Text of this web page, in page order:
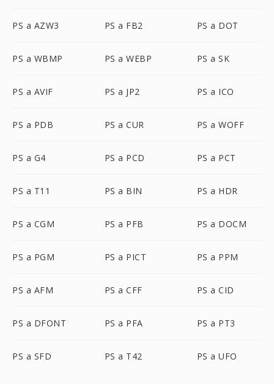
PS a AZW3 PS a FB2 PS a DOT
PS a WBMP PS a WEBP PS a SK
PS a AVIF PS a JP2 PS a ICO
PS a PDB PS a CUR PS a WOFF
PS a G4 PS a PCD PS a PCT
PS a T11 PS a BIN PS a HDR
PS a CGM PS a PFB PS a DOCM
PS a PGM PS a PICT PS a PPM
PS a AFM PS a CFF PS a CID
PS a DFONT PS a PFA PS a PT3
PS a SFD PS a T42 PS a UFO